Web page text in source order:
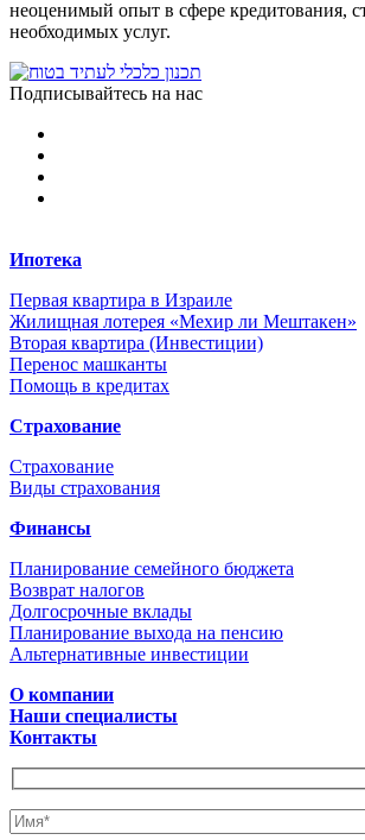
неоценимый опыт в сфере кредитования,
необходимых услуг.
Подписывайтесь на нас
Ипотека
Первая квартира в Израиле
Жилищная лотерея «Мехир ли Мештакен»
Вторая квартира (Инвестиции)
Перенос машканты
Помощь в кредитах
Страхование
Страхование
Виды страхования
Финансы
Планирование семейного бюджета
Возврат налогов
Долгосрочные вклады
Планирование выхода на пенсию
Альтернативные инвестиции
О компании
Наши специалисты
Контакты